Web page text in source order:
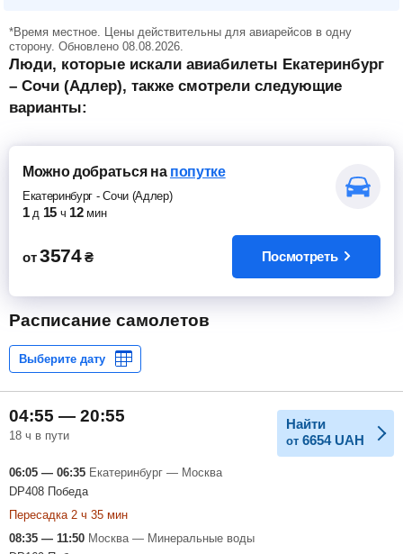
*Время местное. Цены действительны для авиарейсов в одну
сторону. Обновлено 08.08.2026.
Люди, которые искали авиабилеты Екатеринбург
– Сочи (Адлер), также смотрели следующие
варианты:
Можно добратьсяна попутке
Екатеринбург -Сочи (Адлер)
1 д 15 ч 12 мин
от 3574 ₴ Посмотреть
Расписание самолетов
04:55 — 20:55
18 ч в пути
Найти
от 6654 UAH
06:05 — 06:35 Екатеринбург — Москва
DP408 Победа
Пересадка 2 ч 35 мин
08:35 — 11:50 Москва — Минеральные воды